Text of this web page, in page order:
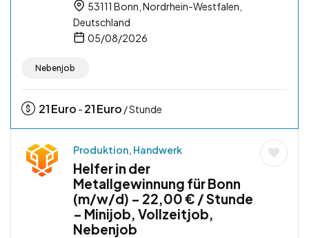
53111 Bonn, Nordrhein-Westfalen,
Deutschland
05/08/2026
Nebenjob
21Euro - 21Euro / Stunde
Produktion, Handwerk
Helfer in der
Metallgewinnung für Bonn
(m/w/d) – 22,00 € / Stunde
– Minijob, Vollzeitjob,
Nebenjob